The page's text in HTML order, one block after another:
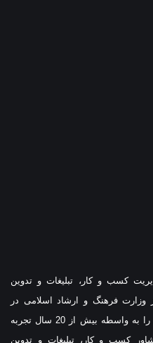
کسب و کار، تبلیغات و تدوین
به شماره ثبت 14021027 از وزارت فرهنگ و ارشاد اسلامی در
رسته مشاور از سال 1396 فعالیت خود را به واسطه بیش از 20 سال تجربه
کسب و کار، تبلیغات و تدوین